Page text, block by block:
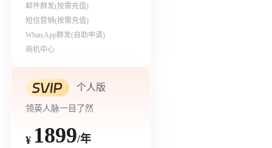
邮件群发(按需充值)
短信营销(按需充值)
WhatsApp群发(自助申请)
商机中心
个人版
领英人脉一目了然
¥ 1899/年